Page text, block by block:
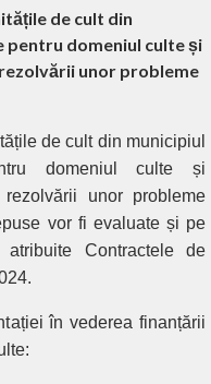
de cult din
pentru domeniul culte și
unor probleme
de cult din municipiul
domeniul culte și
unor probleme
vor fi evaluate și pe
Contractele de
în vederea finanțării